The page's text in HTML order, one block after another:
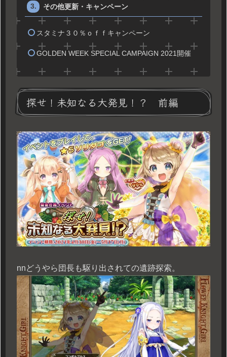
その他更新・キャンペーン
スタミナ３０％ｏｆｆキャンペーン
GOLDEN WEEK SPECIAL CAMPAIGN 2021開催
探せ！未知なる大発見！？ 前編
nnどうやら団長も駆り出されての遺跡探索。